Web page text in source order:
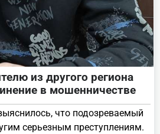
из другого региона
в мошенничестве
что подозреваемый
серьезным преступлениям.